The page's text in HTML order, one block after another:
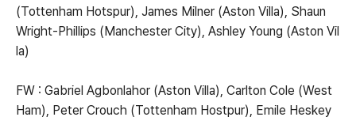
(Tottenham Hotspur), James Milner (Aston Villa), Shaun
Wright-Phillips (Manchester City), Ashley Young (Aston Vil
la)
FW : Gabriel Agbonlahor (Aston Villa), Carlton Cole (West
Ham), Peter Crouch (Tottenham Hostpur), Emile Heskey